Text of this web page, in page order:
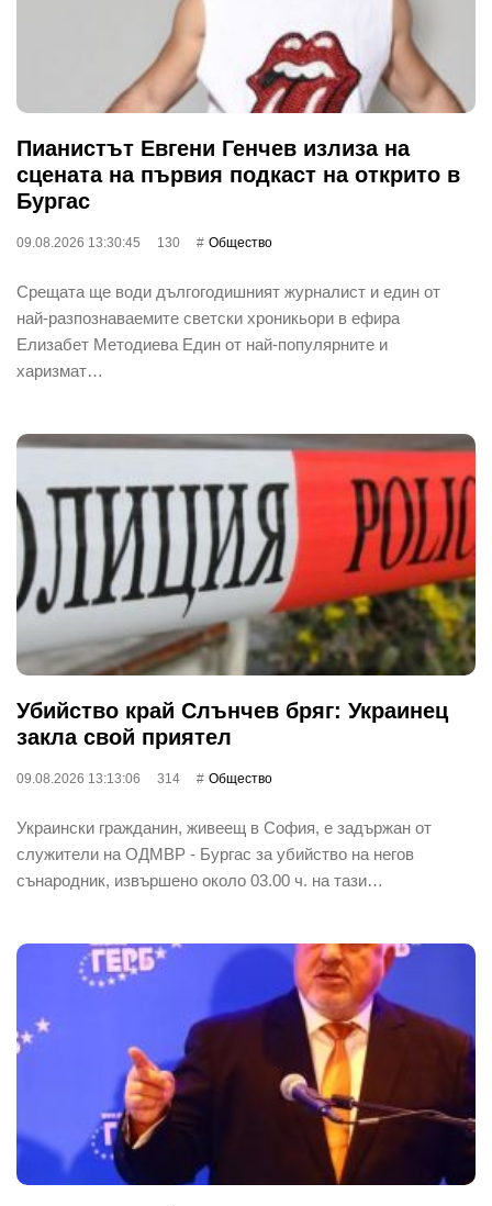
Пианистът Евгени Генчев излиза на
сцената на първия подкаст на открито в
Бургас
09.08.2026 13:30:45 130 Общество
Срещата ще води дългогодишният журналист и един от
най-разпознаваемите светски хроникьори в ефира
Елизабет Методиева Един от най-популярните и
харизмат…
Убийство край Слънчев бряг: Украинец
закла свой приятел
09.08.2026 13:13:06 314 Общество
Украински гражданин, живеещ в София, е задържан от
служители на ОДМВР - Бургас за убийство на негов
сънародник, извършено около 03.00 ч. на тази…